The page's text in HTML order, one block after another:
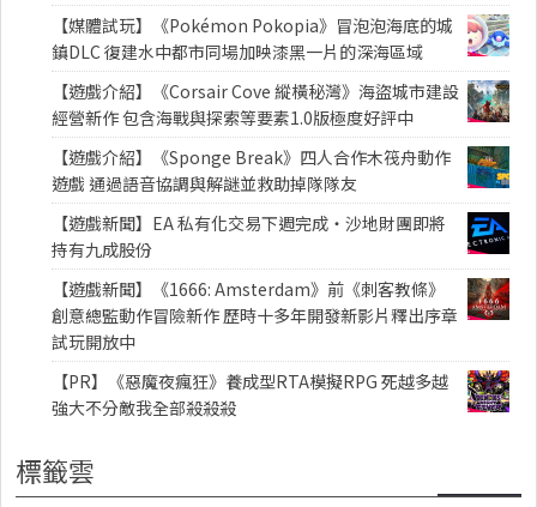
【媒體試玩】《Pokémon Pokopia》冒泡泡海底的城
鎮DLC 復建水中都市同場加映漆黑一片的深海區域
【遊戲介紹】《Corsair Cove 縱橫秘灣》海盜城市建設
經營新作 包含海戰與探索等要素1.0版極度好評中
【遊戲介紹】《Sponge Break》四人合作木筏舟動作
遊戲 通過語音協調與解謎並救助掉隊隊友
【遊戲新聞】EA 私有化交易下週完成・沙地財團即將
持有九成股份
【遊戲新聞】《1666: Amsterdam》前《刺客教條》
創意總監動作冒險新作 歷時十多年開發新影片釋出序章
試玩開放中
【PR】《惡魔夜瘋狂》養成型RTA模擬RPG 死越多越
強大不分敵我全部殺殺殺
標籤雲